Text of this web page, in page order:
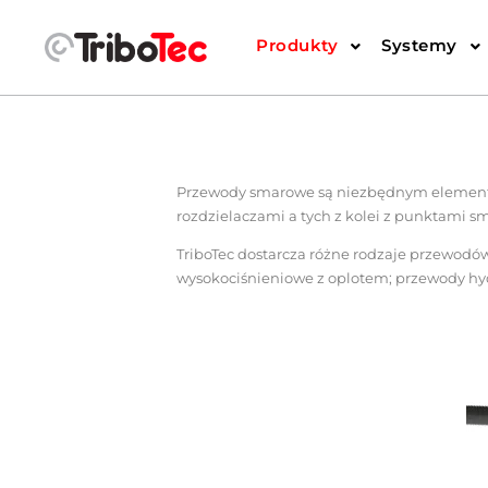
Produkty Systemy
Przewody smarowe są niezbędnym
rozdzielaczami a tych z kolei z punktami
TriboTec dostarcza różne rodzaje
wysokociśnieniowe z oplotem; przewody